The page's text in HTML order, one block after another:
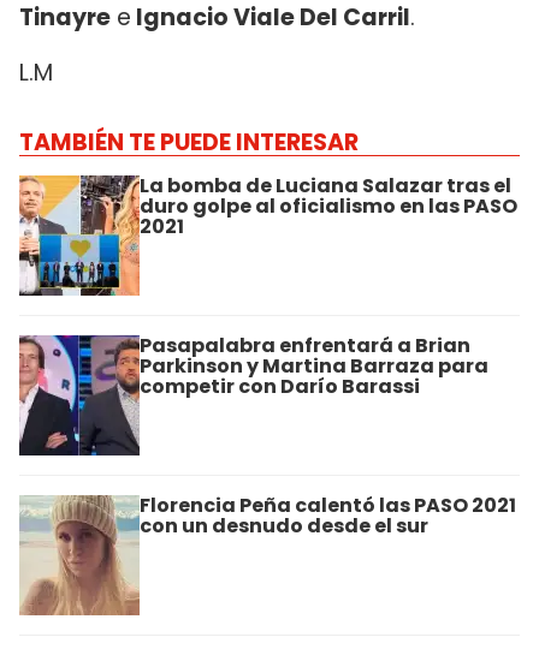
Tinayre e Ignacio Viale Del Carril.
L.M
TAMBIÉN TE PUEDE INTERESAR
La bomba de Luciana Salazar tras el
duro golpe al oficialismo en las PASO
2021
Pasapalabra enfrentará a Brian
Parkinson y Martina Barraza para
competir con Darío Barassi
Florencia Peña calentó las PASO 2021
con un desnudo desde el sur